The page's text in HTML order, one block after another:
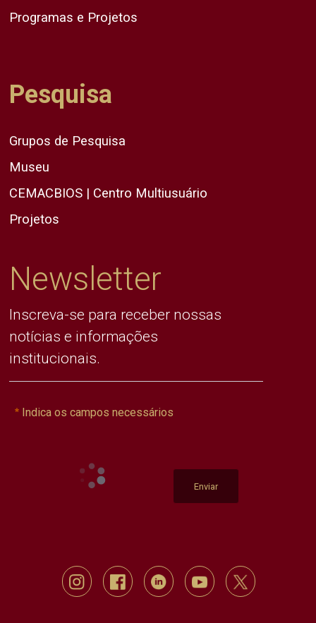
Programas e Projetos
Pesquisa
Grupos de Pesquisa
Museu
CEMACBIOS | Centro Multiusuário
Projetos
Newsletter
Inscreva-se para receber nossas
notícias e informações
institucionais.
Indica os campos necessários
Enviar